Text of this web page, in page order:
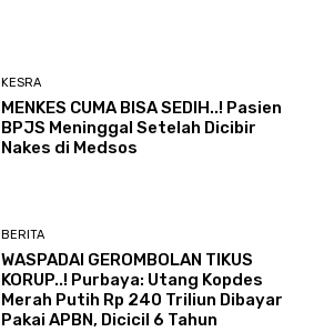
KESRA
MENKES CUMA BISA SEDIH..! Pasien
BPJS Meninggal Setelah Dicibir
Nakes di Medsos
BERITA
WASPADAI GEROMBOLAN TIKUS
KORUP..! Purbaya: Utang Kopdes
Merah Putih Rp 240 Triliun Dibayar
Pakai APBN, Dicicil 6 Tahun